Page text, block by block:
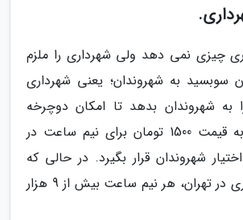
چیزی نمی دهد ولی شهرداری را ملزم
سوبسید به شهروندان؛ یعنی شهرداری
به شهروندان بدهد تا امکان دوچرخه
سواری در تهران به قیمت 1500 تومان برای نیم ساعت در
شهروندان قرار بگیرد. در حالی که
نرخ دوچرخه سواری در تهران، هر نیم ساعت بیش از 9 هزار